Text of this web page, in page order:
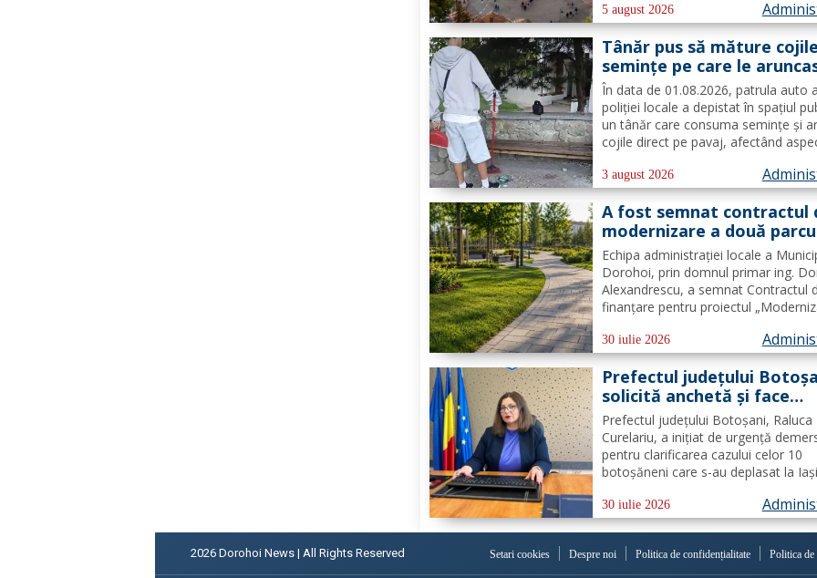
comunitate să participe, în perioada
30 august 2026, la evenimentul
„Dorohoiul, în Sărbătoare!”....
5 august 2026
Tânăr pus să măture
seminţe pe care le
direct pe pavaj. Poliţia
Dorohoi: Respectul față
spațiul comun trebuie să
prioritate pentru fiecare
În data de 01.08.2026, patrula auto a
poliției locale a depistat în spațiul
un tânăr care consuma semințe și
cojile direct pe pavaj, afectând
prioritatea Poliției Locale este
educarea spiritului civic, polițiștii l-
3 august 2026
A fost semnat contractul
modernizare a două
din municipiul Dorohoi
fonduri europene
Echipa administrației locale a
Dorohoi, prin domnul primar ing.
Alexandrescu, a semnat Contractul
finanțare pentru proiectul
Programul Regional 2021–2027 -
Prioritatea de investiții 3. Nord-Est -
regiune durabilă, mai...
30 iulie 2026
Prefectul județului
solicită anchetă și face
demersuri pentru donarea
trombocite direct la
în cazul adolescentului din
Tudora
Prefectul județului Botoșani, Raluca
Curelariu, a inițiat de urgență
pentru clarificarea cazului celor 10
botoșăneni care s-au deplasat la Iași
adolescent din comuna Tudora,
au putut dona. Au fost transmise
30 iulie 2026
2026 Dorohoi News | All Rights Reserved Setari cookies Despre noi Politica de confidențialitate Politica